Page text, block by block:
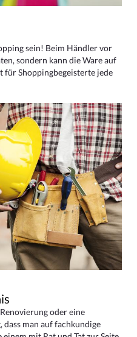
sein! Beim Händler vor
sondern kann die Ware auf
für Shoppingbegeisterte jede
oder eine
man auf fachkundige